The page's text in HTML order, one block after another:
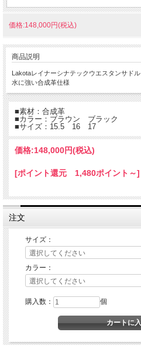
価格:148,000円(税込)
商品説明
Lakotaレイナーシナテックウエスタンサドル
水に強い合成革仕様
■素材：合成革
■カラー：ブラウン ブラック
■サイズ：15.5 16 17
価格:148,000円(税込)
[ポイント還元 1,480ポイント～]
注文
サイズ：
カラー：
購入数： 個